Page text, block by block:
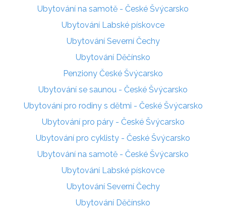
Ubytování na samotě - České Švýcarsko
Ubytování Labské pískovce
Ubytování Severní Čechy
Ubytování Děčínsko
Penziony České Švýcarsko
Ubytování se saunou - České Švýcarsko
Ubytování pro rodiny s dětmi - České Švýcarsko
Ubytování pro páry - České Švýcarsko
Ubytování pro cyklisty - České Švýcarsko
Ubytování na samotě - České Švýcarsko
Ubytování Labské pískovce
Ubytování Severní Čechy
Ubytování Děčínsko